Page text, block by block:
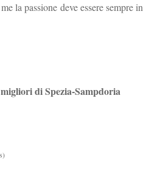
la passione deve essere sempre in
di Spezia-Sampdoria